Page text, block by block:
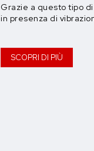
Grazie a questo tipo
in presenza di
SCOPRI DI PIÙ